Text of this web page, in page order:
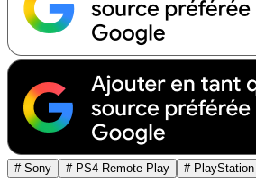
# Sony # PS4 Remote Play # PlayStation